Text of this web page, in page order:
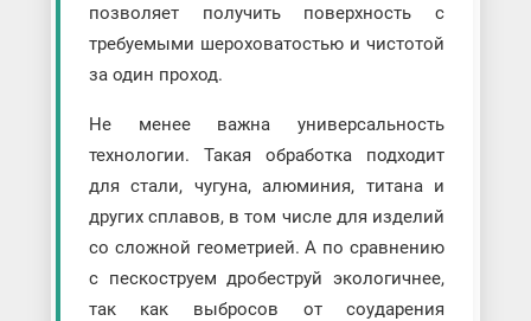
позволяет получить поверхность с
требуемыми шероховатостью и чистотой
за один проход.
Не менее важна универсальность
технологии. Такая обработка подходит
для стали, чугуна, алюминия, титана и
других сплавов, в том числе для изделий
со сложной геометрией. А по сравнению
с пескоструем дробеструй экологичнее,
так как выбросов от соударения